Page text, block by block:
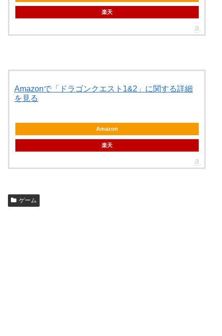
楽天
Amazonで「ドラゴンクエスト1&2」に関する詳細
を見る
Amazon
楽天
ゲーム